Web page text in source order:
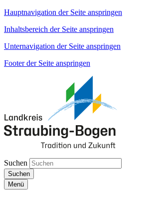
Hauptnavigation der Seite anspringen
Inhaltsbereich der Seite anspringen
Unternavigation der Seite anspringen
Footer der Seite anspringen
Suchen
Suchen
Menü